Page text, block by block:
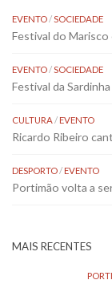
EVENTO/SOCIEDADE
Festival do
EVENTO/SOCIEDADE
Festival da
CULTURA/EVENTO
Ricardo Ribeiro
DESPORTO/EVENTO
Portimão volta a
MAIS RECENTES